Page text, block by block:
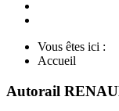
Vous êtes ici :
Accueil
Autorail